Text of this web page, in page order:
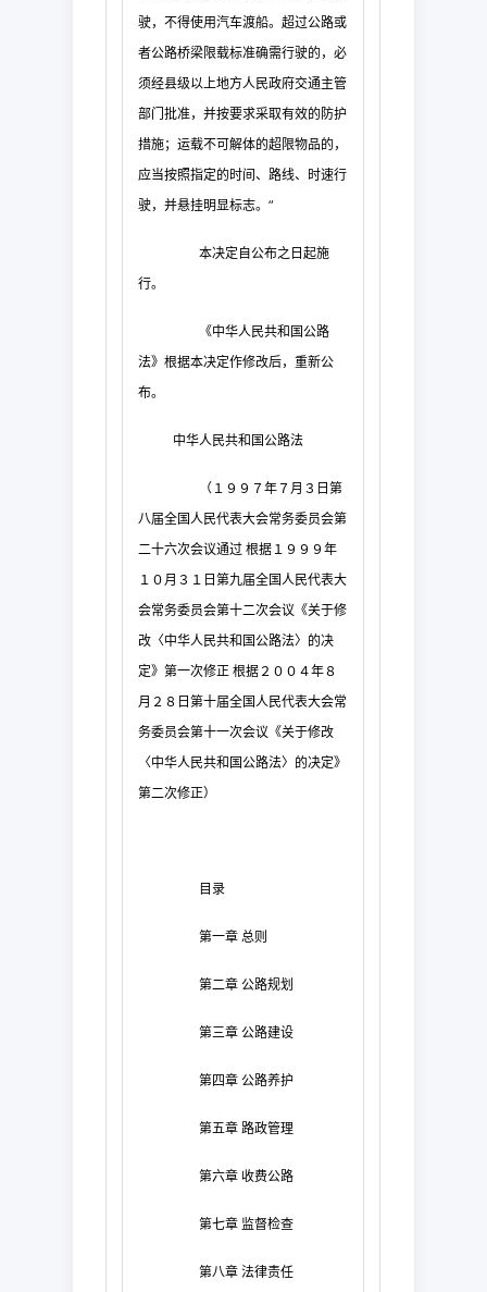
驶，不得使用汽车渡船。超过公路或
者公路桥梁限载标准确需行驶的，必
须经县级以上地方人民政府交通主管
部门批准，并按要求采取有效的防护
措施；运载不可解体的超限物品的，
应当按照指定的时间、路线、时速行
驶，并悬挂明显标志。”
本决定自公布之日起施
行。
《中华人民共和国公路
法》根据本决定作修改后，重新公
布。
中华人民共和国公路法
（１９９７年７月３日第
八届全国人民代表大会常务委员会第
二十六次会议通过 根据１９９９年
１０月３１日第九届全国人民代表大
会常务委员会第十二次会议《关于修
改〈中华人民共和国公路法〉的决
定》第一次修正 根据２００４年８
月２８日第十届全国人民代表大会常
务委员会第十一次会议《关于修改
〈中华人民共和国公路法〉的决定》
第二次修正）
目录
第一章 总则
第二章 公路规划
第三章 公路建设
第四章 公路养护
第五章 路政管理
第六章 收费公路
第七章 监督检查
第八章 法律责任